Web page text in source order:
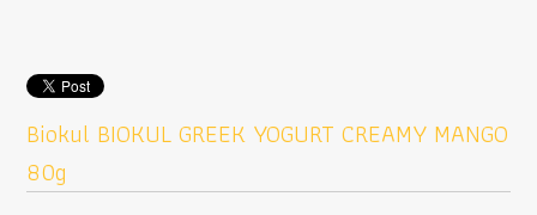
Biokul BIOKUL GREEK YOGURT CREAMY MANGO
80g